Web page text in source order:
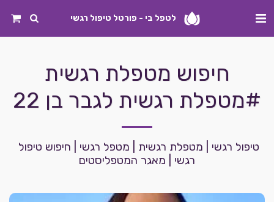
לטפל בי - פורטל טיפול רגשי
חיפוש מטפלת רגשית
#מטפלת רגשית לגבר בן 22
רגשי | מאגר המטפליסטים